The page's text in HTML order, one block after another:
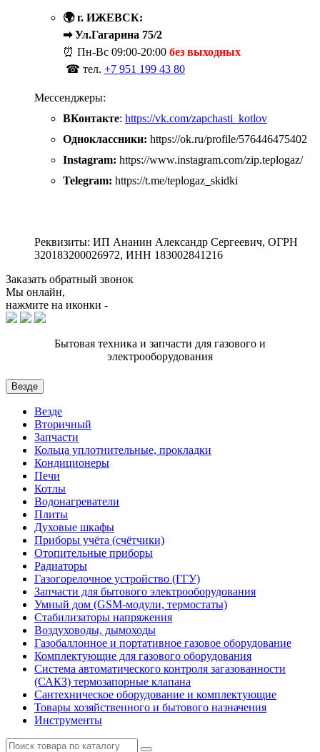
🌍 г. ИЖЕВСК:
➡ Ул.Гагарина 75/2
⏰ Пн-Вс 09:00-20:00 без выходных
☎ тел. +7 951 199 43 80
Мессенджеры:
ВКонтакте: https://vk.com/zapchasti_kotlov
Одноклассники: https://ok.ru/profile/576446475402
Instagram: https://www.instagram.com/zip.teplogaz/
Telegram: https://t.me/teplogaz_skidki
Реквизиты: ИП Ананин Александр Сергеевич, ОГРН
320183200026972, ИНН 183002841216
Заказать обратный звонок
Мы онлайн,
нажмите на иконки -
Бытовая техника и запчасти для газового и
электрооборудования
Везде
Везде
Вторичный
Запчасти
Кольца уплотнительные, прокладки
Кондиционеры
Печи
Котлы
Водонагреватели
Плиты
Духовые шкафы
Приборы учёта (счётчики)
Отопительные приборы
Радиаторы
Газогорелочное устройство (ГГУ)
Запчасти для бытового электрооборудования
Умный дом (GSM-модули, термостаты)
Cтабилизаторы напряжения
Воздуховоды, дымоходы
Газобаллонное и портативное газовое оборудование
Комплектующие для газового оборудования
Система автоматического контроля загазованности
(САКЗ) термозапорные клапана
Сантехническое оборудование и комплектующие
Товары хозяйственного и бытового назначения
Инструменты